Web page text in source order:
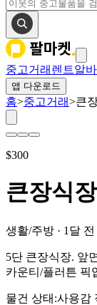
중고거래 렌트알바
앱 다운로드
홈>중고거래>큰
$300
큰장식장
생활/주방 · 1달 전
5단 큰장식장. 앞
카운티/플러튼 픽
물건 상태 :사용감